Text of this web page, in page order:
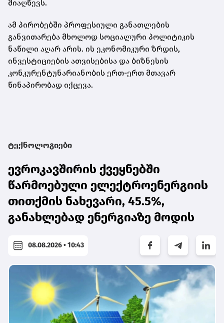
მიაღწევს.
ამ პირობებში პროფესიული განათლების
განვითარება მხოლოდ სოციალური პოლიტიკის
ნაწილი აღარ არის. ის ეკონომიკური ზრდის,
ინვესტიციების ათვისებისა და ბიზნესის
კონკურენტუნარიანობის ერთ-ერთ მთავარ
წინაპირობად იქცევა.
ტექნოლოგიები
ევროკავშირის ქვეყნებში
წარმოებული ელექტროენერგიის
თითქმის ნახევარი, 45.5%,
განახლებად ენერგიაზე მოდის
08.08.2026 • 10:43